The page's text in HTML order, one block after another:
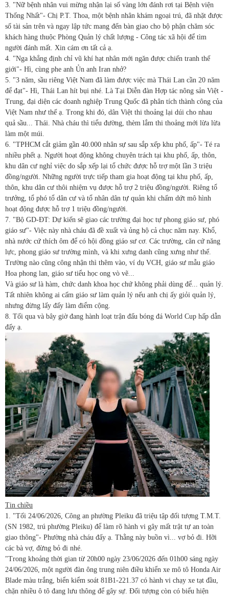
3. "Nữ bệnh nhân vui mừng nhận lại số vàng lớn đánh rơi tại Bệnh viện
Thống Nhất"- Chị P.T. Thoa, một bệnh nhân khám ngoại trú, đã nhặt được
số tài sản trên và ngay lập tức mang đến bàn giao cho bộ phận chăm sóc
khách hàng thuộc Phòng Quản lý chất lượng - Công tác xã hội để tìm
người đánh mất. Xin cám ơn tất cả ạ.
4. "Nga khẳng định chỉ vũ khí hạt nhân mới ngăn được chiến tranh thế
giới"- Hì, cùng phe anh Ủn anh Iran nhở?
5. "3 năm, sầu riêng Việt Nam đã làm được việc mà Thái Lan cần 20 năm
để đạt"- Hì, Thái Lan hít bụi nhé. Là Tại Diễn đàn Hợp tác nông sản Việt -
Trung, đại diện các doanh nghiệp Trung Quốc đã phân tích thành công của
Việt Nam như thế ạ. Trong khi đó, dân Việt thi thoảng lại dúi cho nhau
quả sầu... Thái. Nhà cháu thì tiểu đường, thèm lắm thi thoảng mới lừa lừa
làm một múi.
6. "TPHCM cắt giảm gần 40.000 nhân sự sau sắp xếp khu phố, ấp"- Té ra
nhiều phết ạ. Người hoạt động không chuyên trách tại khu phố, ấp, thôn,
khu dân cư nghỉ việc do sắp xếp lại tổ chức được hỗ trợ một lần 3 triệu
đồng/người. Những người trực tiếp tham gia hoạt động tại khu phố, ấp,
thôn, khu dân cư thôi nhiệm vụ được hỗ trợ 2 triệu đồng/người. Riêng tổ
trưởng, tổ phó tổ dân cư và tổ nhân dân tự quản khi chấm dứt mô hình
hoạt động được hỗ trợ 1 triệu đồng/người.
7. "Bộ GD-ĐT: Dự kiến sẽ giao các trường đại học tự phong giáo sư, phó
giáo sư"- Việc này nhà cháu đã đề xuất và ủng hộ cả chục năm nay. Khổ,
nhà nước cứ thích ôm để có hội đồng giáo sư cơ. Các trường, căn cứ năng
lực, phong giáo sư trường mình, và khi xưng danh cũng xưng như thế.
Trường nào cũng công nhận thì thêm vào, ví dụ VCH, giáo sư mẫu giáo
Hoa phong lan, giáo sư tiểu học ong vò vẽ...
Và giáo sư là hàm, chức danh khoa học chứ không phải dùng để... quản lý.
Tất nhiên không ai cấm giáo sư làm quản lý nếu anh chị ấy giỏi quản lý,
nhưng đừng lấy đấy làm điểm cộng.
8. Tối qua và bây giờ đang hành loạt trận đấu bóng đá World Cup hấp dẫn
đấy ạ.
Tin chiều
1. "Tối 24/06/2026, Công an phường Pleiku đã triệu tập đối tượng T.M.T.
(SN 1982, trú phường Pleiku) để làm rõ hành vi gây mất trật tự an toàn
giao thông"- Phường nhà cháu đấy ạ. Thằng này buồn vì... vợ bỏ đi. Hỡi
các bà vợ, đừng bỏ đi nhé.
"Trong khoảng thời gian từ 20h00 ngày 23/06/2026 đến 01h00 sáng ngày
24/06/2026, một người đàn ông trung niên điều khiển xe mô tô Honda Air
Blade màu trắng, biển kiểm soát 81B1-221.37 có hành vi chạy xe tạt đầu,
chặn nhiều ô tô đang lưu thông để gây sự. Đối tượng còn có biểu hiện